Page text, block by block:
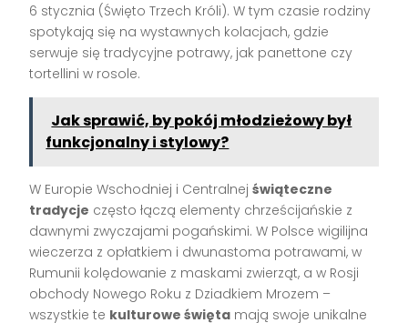
6 stycznia (Święto Trzech Króli). W tym czasie rodziny
spotykają się na wystawnych kolacjach, gdzie
serwuje się tradycyjne potrawy, jak panettone czy
tortellini w rosole.
Jak sprawić, by pokój młodzieżowy był
funkcjonalny i stylowy?
W Europie Wschodniej i Centralnejświąteczne
tradycje często łączą elementy chrześcijańskie z
dawnymi zwyczajami pogańskimi. W Polsce wigilijna
wieczerza z opłatkiem i dwunastoma potrawami, w
Rumunii kolędowanie z maskami zwierząt, a w Rosji
obchody Nowego Roku z Dziadkiem Mrozem –
wszystkie te kulturowe święta mają swoje unikalne